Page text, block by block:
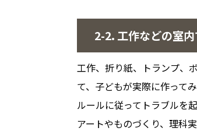
2-2. 工作などの室
工作、折り紙、トランプ、
て、子どもが実際に作って
ルールに従ってトラブルを
アートやものづくり、理科